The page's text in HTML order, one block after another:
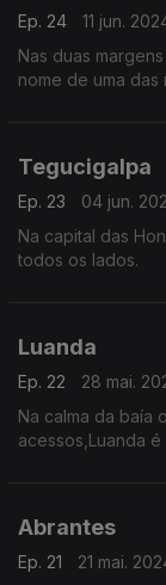
Ep. 24
11 jun.
Nas duas
nome de uma das
Tegucigalpa
Ep. 23
04 jun.
Na capital das
todos os lados.
Luanda
Ep. 22
28 mai.
Na calma da baía
acessos,Luanda
Abrantes
Ep. 21
21 mai.